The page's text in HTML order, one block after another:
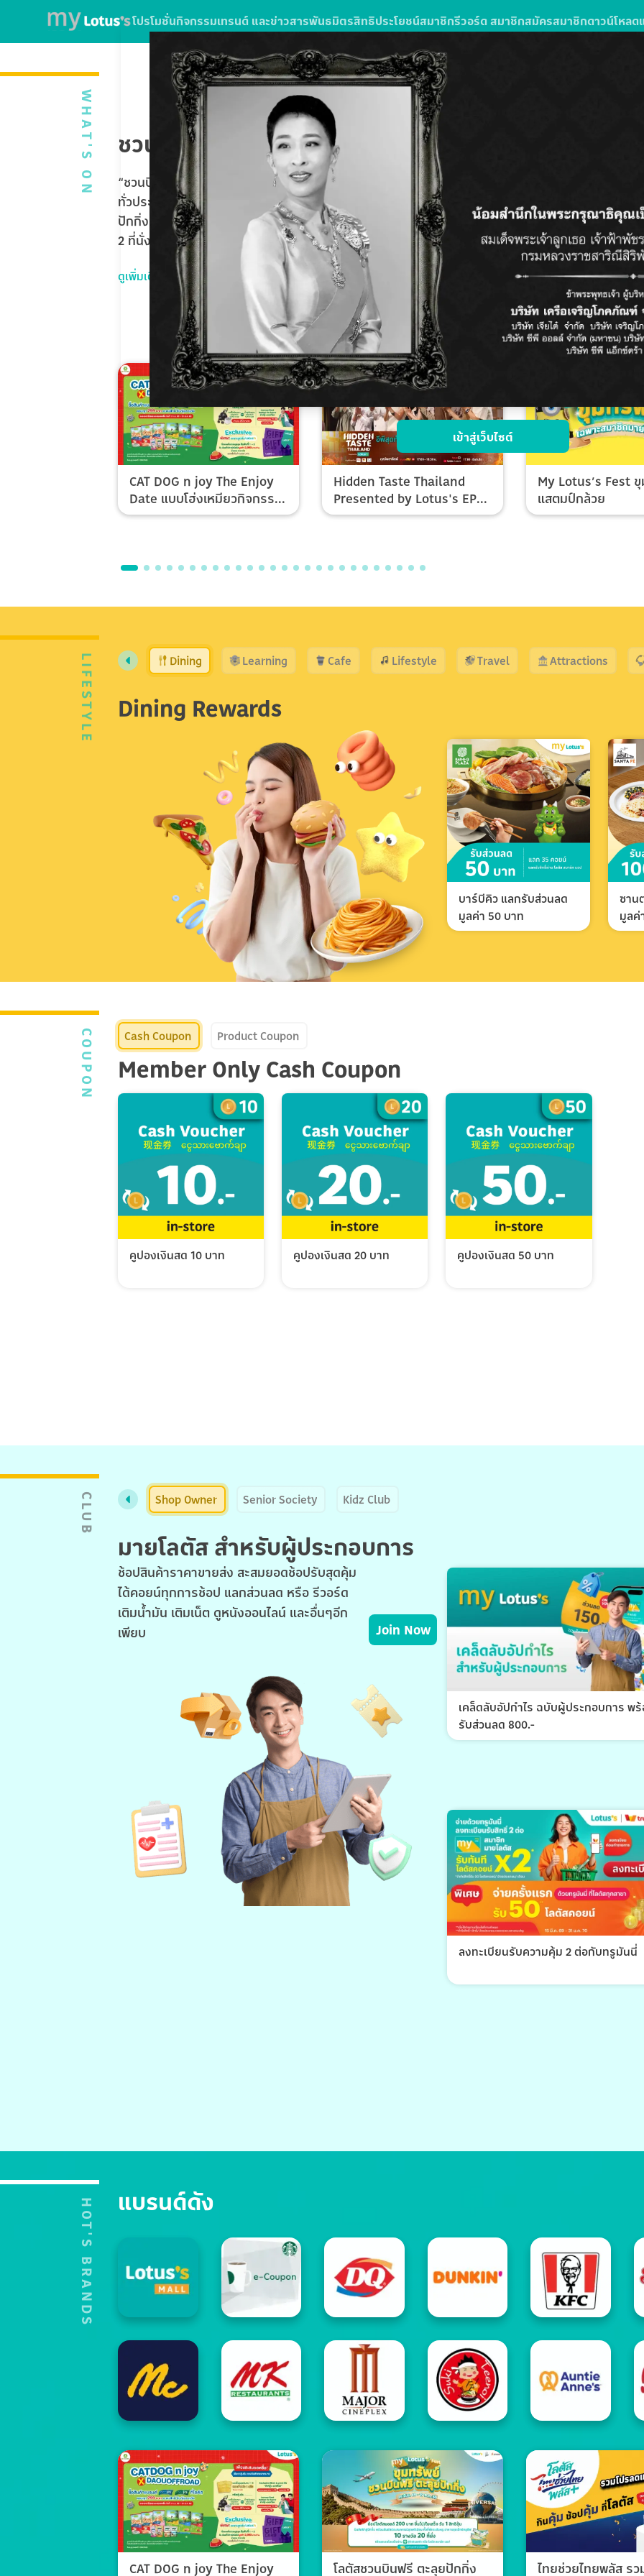
เข้าสู่เว็บไซต์
โปรโมชั่นกิจกรรมเทรนด์ และข่าวสารพันธมิตรสิทธิประโยชน์สมาชิกรีวอร์ด สมาชิกสมัครสมาชิกดาวน์โหลด
WHAT'S ON ชวนบินฟรี ตะลุยปักกิ่ง
“ชวนบินฟรี ตะลุยปักกิ่ง” ใบเสร็จจากการซื้อสินค้าหรือบริการในโลตัสส์มอลล์
ทั่วประเทศ หรือใช้บริการ SPARK EV ที่โลตัส โกเฟรช ลุ้นรับแพ็กเกจทัวร์
ปักกิ่ง Universal Studios Beijing 5 วัน 3 คืน จำนวน 10 รางวัล รางวัลละ
2 ที่นั่ง รวมมูลค่ากว่า 1,020,000 บาท
ดูเพิ่มเติม
CAT DOG n joy The Enjoy
Date แบบโฮ่งเหมียวกิจกรรม
Top Spender & Lucky Fan
Hidden Taste Thailand
Presented by Lotus's EP
Final
My Lotus’s Fest
แสตมป์กล้วย
LIFESTYLE Dining Learning Cafe Lifestyle Travel Attractions
Dining Rewards
บาร์บีคิว แลกรับส่วนลด
มูลค่า 50 บาท
ซาน
มูลค่
COUPON Cash Coupon Product Coupon
Member Only Cash Coupon
คูปองเงินสด 10 บาท คูปองเงินสด 20 บาท คูปองเงินสด 50 บาท
CLUB Shop Owner Senior Society Kidz Club
มายโลตัส สำหรับผู้ประกอบการ
ช้อปสินค้าราคาขายส่ง สะสมยอดช้อปรับสุดคุ้ม
ได้คอยน์ทุกการช้อป แลกส่วนลด หรือ รีวอร์ด
เติมน้ำมัน เติมเน็ต ดูหนังออนไลน์ และอื่นๆอีก
เพียบ
Join Now
เคล็ดลับอัปกำไร ฉบับผู้ประกอบการ พ
รับส่วนลด 800.-
ลงทะเบียนรับความคุ้ม 2 ต่อกับทรูมันนี่
HOT'S BRANDS แบรนด์ดัง
CAT DOG n joy The Enjoy
โลตัสชวนบินฟรี ตะลุยปักกิ่ง
ไทยช่วยไทยพลัส รว